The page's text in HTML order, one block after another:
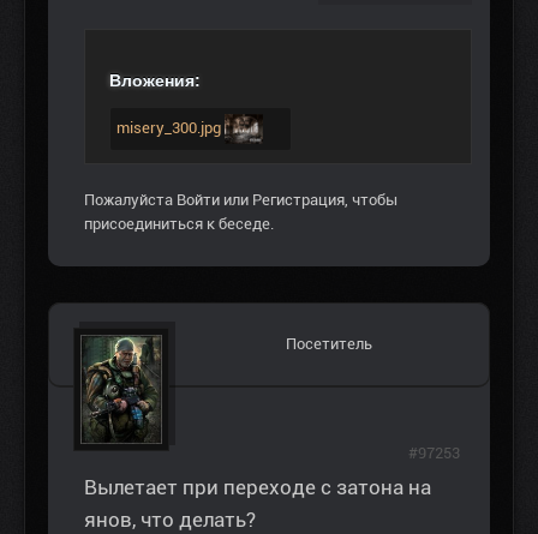
Вложения:
misery_300.jpg
Пожалуйста Войти или Регистрация, чтобы
присоединиться к беседе.
Посетитель
Вылетает при переходе с затона на
янов, что делать?
#97253